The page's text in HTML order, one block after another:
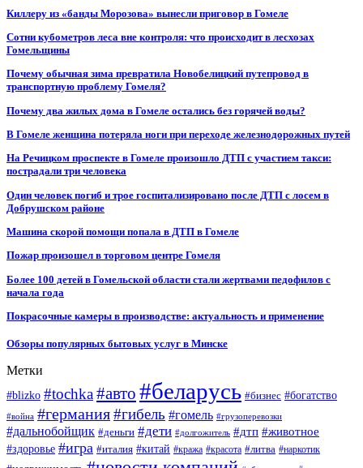
Киллеру из «банды Морозова» вынесли приговор в Гомеле
Сотни кубометров леса вне контроля: что происходит в лесхозах
Гомельщины
Почему обычная зима превратила Новобелицкий путепровод в
транспортную проблему Гомеля?
Почему два жилых дома в Гомеле остались без горячей воды?
В Гомеле женщина потеряла ноги при переходе железнодорожных путей
На Речицком проспекте в Гомеле произошло ДТП с участием такси:
пострадали три человека
Один человек погиб и трое госпитализировано после ДТП с лосем в
Добрушском районе
Машина скорой помощи попала в ДТП в Гомеле
Пожар произошел в торговом центре Гомеля
Более 100 детей в Гомельской области стали жертвами педофилов с
начала года
Покрасочные камеры в производстве: актуальность и применение
Обзоры популярных бытовых услуг в Минске
Метки
#blizko #tochka#авто #беларусь #бизнес #богатство
#война #германия#гибель #гомель #грузоперевозки
#дальнобойщик #деньги #дети #долгожитель #дтп #животное
#здоровье #игра #италия #китай #кража #красота #литва #наркотик